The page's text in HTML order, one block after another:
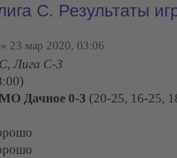
С. Результаты
» 23 мар 2020, 03:06
Лига С-3
Дачное 0-3 (20-25, 16-25,